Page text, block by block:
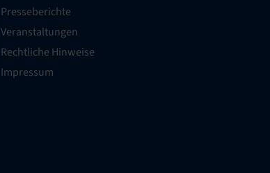
Presseberichte
Veranstaltungen
Rechtliche Hinweise
Impressum